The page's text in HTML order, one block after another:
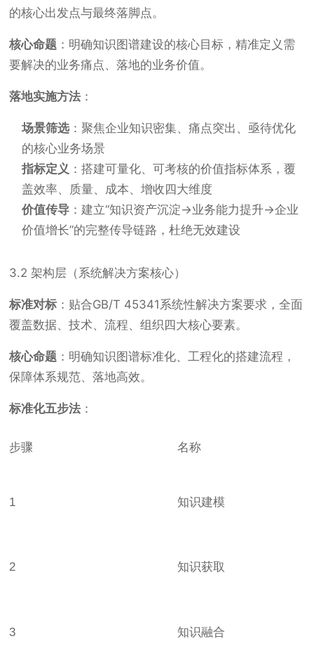
的核心出发点与最终落脚点。
核心命题 ：明确知识图谱建设的核心目标，精准定义需
要解决的业务痛点、落地的业务价值。
落地实施方法 ：
场景筛选：聚焦企业知识密集、痛点突出、亟待优化
的核心业务场景
指标定义 ：搭建可量化、可考核的价值指标体系，覆
盖效率、质量、成本、增收四大维度
价值传导 ：建立“知识资产沉淀→业务能力提升→企业
价值增长”的完整传导链路，杜绝无效建设
3.2 架构层（系统解决方案核心）
标准对标 ：贴合GB/T 45341系统性解决方案要求，全面
覆盖数据、技术、流程、组织四大核心要素。
核心命题 ：明确知识图谱标准化、工程化的搭建流程，
保障体系规范、落地高效。
标准化五步法 ：
步骤 名称
1 知识建模
2 知识获取
3 知识融合